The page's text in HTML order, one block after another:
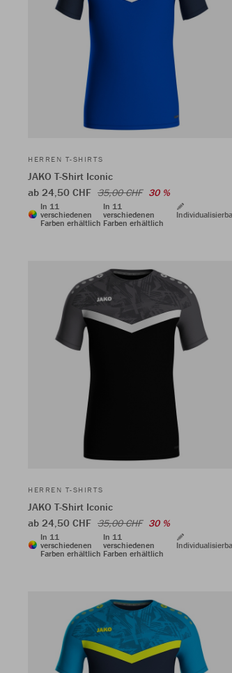
HERREN T-SHIRTS
JAKO T-Shirt Iconic
ab 24,50 CHF 35,00 CHF 30 %
In 11
verschiedenen
Farben erhältlich
In 11
verschiedenen
Farben erhältlich
HERREN T-SHIRTS
JAKO T-Shirt Iconic
ab 24,50 CHF 35,00 CHF 30 %
In 11
verschiedenen
Farben erhältlich
In 11
verschiedenen
Farben erhältlich